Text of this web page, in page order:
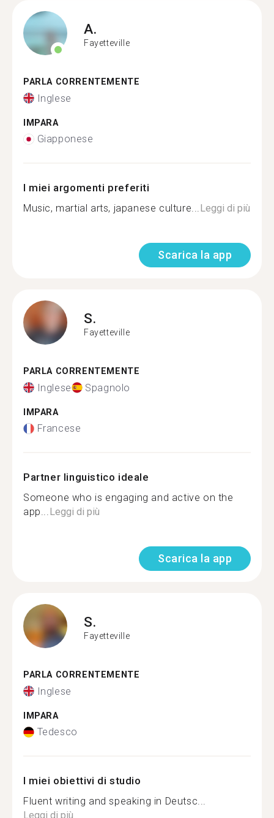
A.
Fayetteville
PARLA CORRENTEMENTE
Inglese
IMPARA
Giapponese
I miei argomenti preferiti
Music, martial arts, japanese culture...Leggi di più
Scarica la app
S.
Fayetteville
PARLA CORRENTEMENTE
Inglese Spagnolo
IMPARA
Francese
Partner linguistico ideale
Someone who is engaging and active on the
app...Leggi di più
Scarica la app
S.
Fayetteville
PARLA CORRENTEMENTE
Inglese
IMPARA
Tedesco
I miei obiettivi di studio
Fluent writing and speaking in Deutsc...
Leggi di più